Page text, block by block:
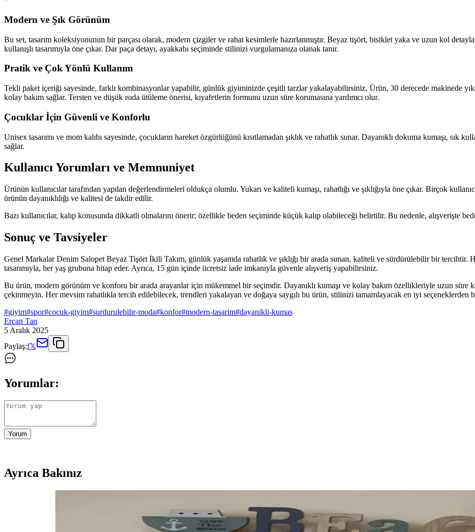
Modern ve Şık Görünüm
Bu set, tasarım koleksiyonunun bir parçası olarak, modern çizgiler ve rahat kesimlerle hazırlanmıştır. Beyaz tişört, bisiklet yaka ve uzun kol
kullanışlı tasarımıyla öne çıkar. Dar paça detayı, ayakkabı seçiminde stilinizi vurgulamanıza olanak tanır.
Pratik ve Çok Yönlü Kullanım
Tekli paket içeriği sayesinde, farklı kombinasyonlar yapabilir, günlük giyiminizde çeşitli tarzlar yakalayabilirsiniz. Ürün, 30 derecede makinede
kolay bakım sağlar. Tersten ve düşük ısıda ütüleme önerisi, kıyafetlerin formunu uzun süre korumasına yardımcı olur.
Çocuklar İçin Güvenli ve Konforlu
Unisex tasarımı ve mom kalıbı sayesinde, çocukların hareket özgürlüğünü kısıtlamadan şıklık ve rahatlık sunar. Dayanıklı dokuma kumaşı, sık
sağlar.
Kullanıcı Yorumları ve Memnuniyet
Ürünün kullanıcılar tarafından yapılan değerlendirmeleri oldukça olumlu. Yukarı ve kaliteli kumaşı, rahatlığı ve şıklığıyla öne çıkar. Birçok
ürünün dayanıklılığı ve kalitesi de takdir edilir.
Bazı kullanıcılar, kalıp konusunda dikkatli olmalarını önerir; özellikle beden seçiminde küçük kalıp olabileceği belirtilir. Bu nedenle, alışverişte
Sonuç ve Tavsiyeler
Genel Markalar Denim Salopet Beyaz Tişört İkili Takım, günlük yaşamda rahatlık ve şıklığı bir arada sunan, kaliteli ve sürdürülebilir bir tercihtir.
tasarımıyla, her yaş grubuna hitap eder. Ayrıca, 15 gün içinde ücretsiz iade imkanıyla güvenle alışveriş yapabilirsiniz.
Bu ürün, modern görünüm ve konforu bir arada arayanlar için mükemmel bir seçimdir. Dayanıklı kumaşı ve kolay bakım özellikleriyle uzun süre
çekinmeyin. Her mevsim rahatlıkla tercih edilebilecek, trendleri yakalayan ve doğaya saygılı bu ürün, stilinizi tamamlayacak en iyi seçeneklerden
#giyim#spor#cocuk-giyim#surdurulebilir-moda#konfor#modern-tasarim#dayanikli-kumas
Ercan Tan
5 Aralık 2025
Paylaş:f𝕏
Yorumlar:
Yorum
Ayrıca Bakınız
A101 Marketinde 5 Lit Yağ ve Güncel Fırsatlarla Ekonomik Alışveriş İmkanı
A101 marketleri, uygun fiyatlı ürünleri ve indirim kampanyalarıyla öne çıkıyor. 5 lit yağ gibi temel ihtiyaç ürünlerinde avantajlı fiyatlar ve geniş